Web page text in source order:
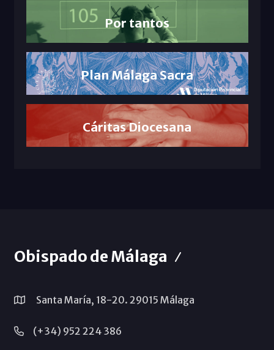
Por tantos
Plan Málaga Sacra
Cáritas Diocesana
Obispado de Málaga
Santa María, 18-20. 29015 Málaga
(+34) 952 224 386